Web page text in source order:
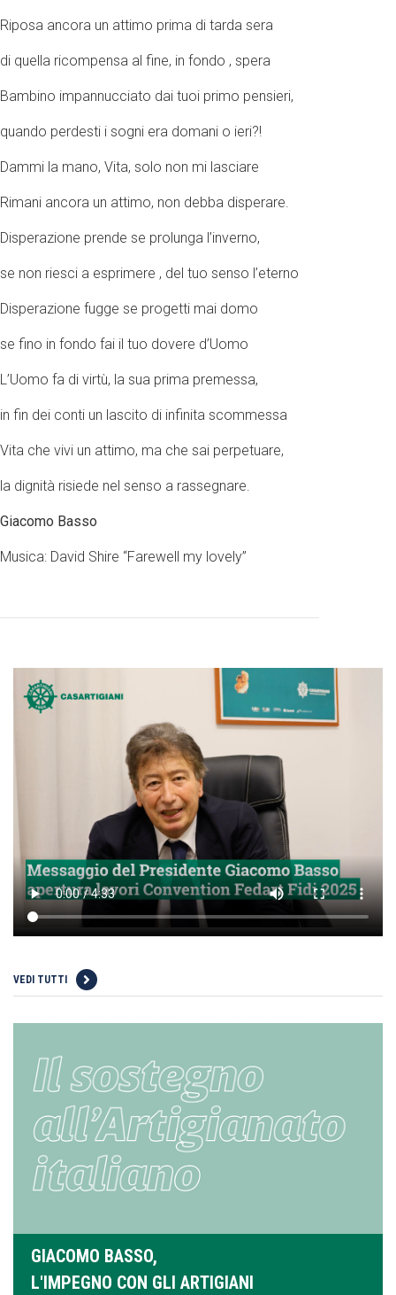
Riposa ancora un attimo prima di tarda sera
di quella ricompensa al fine, in fondo , spera
Bambino impannucciato dai tuoi primo pensieri,
quando perdesti i sogni era domani o ieri?!
Dammi la mano, Vita, solo non mi lasciare
Rimani ancora un attimo, non debba disperare.
Disperazione prende se prolunga l’inverno,
se non riesci a esprimere , del tuo senso l’eterno
Disperazione fugge se progetti mai domo
se fino in fondo fai il tuo dovere d’Uomo
L’Uomo fa di virtù, la sua prima premessa,
in fin dei conti un lascito di infinita scommessa
Vita che vivi un attimo, ma che sai perpetuare,
la dignità risiede nel senso a rassegnare.
Giacomo Basso
Musica: David Shire “Farewell my lovely”
VEDI TUTTI
GIACOMO BASSO,
L'IMPEGNO CON GLI ARTIGIANI